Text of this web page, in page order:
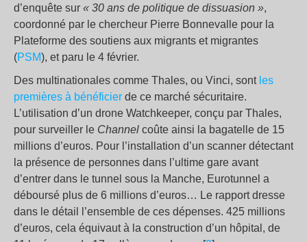
d’enquête sur « 30 ans de politique de dissuasion »,
coordonné par le chercheur Pierre Bonnevalle pour la
Plateforme des soutiens aux migrants et migrantes
(PSM), et paru le 4 février.
Des multinationales comme Thales, ou Vinci, sont les
premières à bénéficier de ce marché sécuritaire.
L’utilisation d’un drone Watchkeeper, conçu par Thales,
pour surveiller le Channel coûte ainsi la bagatelle de 15
millions d’euros. Pour l’installation d’un scanner détectant
la présence de personnes dans l’ultime gare avant
d’entrer dans le tunnel sous la Manche, Eurotunnel a
déboursé plus de 6 millions d’euros… Le rapport dresse
dans le détail l’ensemble de ces dépenses. 425 millions
d’euros, cela équivaut à la construction d’un hôpital, de